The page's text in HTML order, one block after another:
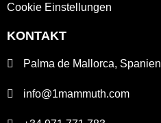
Cookie Einstellungen
KONTAKT
Palma de Mallorca, Spanien
info@1mammuth.com